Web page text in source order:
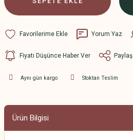
Yorum Yaz
Fiyatı Düşünce Haber Ver Paylaş
Aynı gün kargo Stoktan Teslim
Ürün Bilgisi